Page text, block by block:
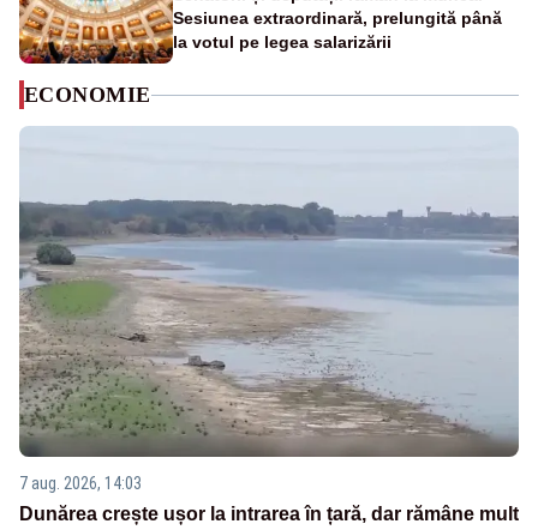
Sesiunea extraordinară, prelungită până
la votul pe legea salarizării
ECONOMIE
7 aug. 2026, 14:03
Dunărea crește ușor la intrarea în țară, dar rămâne mult